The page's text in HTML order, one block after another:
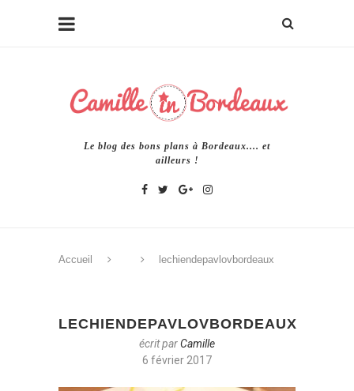
Le blog des bons plans à Bordeaux.... et
ailleurs !
Accueil lechiendepavlovbordeaux
LECHIENDEPAVLOVBORDEAUX
écrit parCamille
6 février 2017